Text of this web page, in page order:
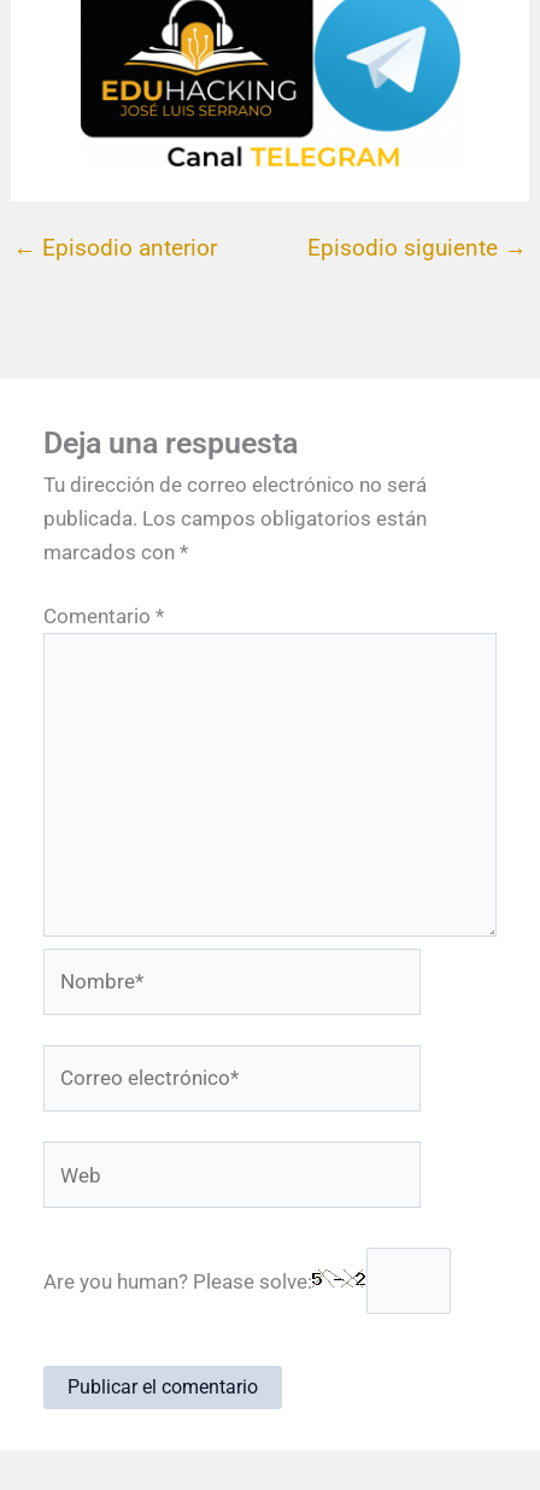
← Episodio anterior Episodio siguiente →
Deja una respuesta
Tu dirección de correo electrónico no será
publicada. Los campos obligatorios están
marcados con*
Comentario*
Are you human? Please solve: